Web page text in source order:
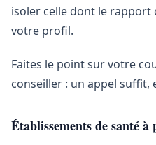
isoler celle dont le
votre profil.
Faites le point sur votre
conseiller : un appel suffit,
Établissements de santé